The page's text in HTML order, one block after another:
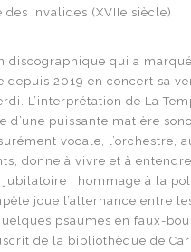
Invalides (XVIIe siècle)
discographique qui a
depuis 2019 en concert sa
L’interprétation de La
d’une puissante matière
vocale, l’orchestre,
donne à vivre et à
jubilatoire : hommage à la
joue l’alternance entre
psaumes en faux-
de la bibliothèque de